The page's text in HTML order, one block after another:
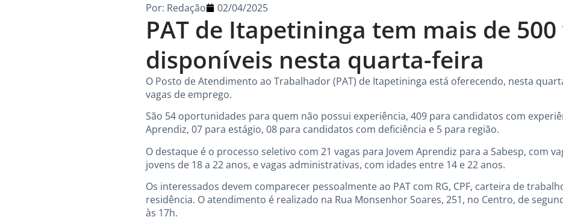
PAT de Itapetininga tem mais de 500
disponíveis nesta quarta-feira
Por: Redação 02/04/2025
O Posto de Atendimento ao Trabalhador (PAT) de Itapetininga está oferecendo, nesta
vagas de emprego.
São 54 oportunidades para quem não possui experiência, 409 para candidatos com
Aprendiz, 07 para estágio, 08 para candidatos com deficiência e 5 para região.
O destaque é o processo seletivo com 21 vagas para Jovem Aprendiz para a Sabesp, com
jovens de 18 a 22 anos, e vagas administrativas, com idades entre 14 e 22 anos.
Os interessados devem comparecer pessoalmente ao PAT com RG, CPF, carteira de
residência. O atendimento é realizado na Rua Monsenhor Soares, 251, no Centro, de
às 17h.